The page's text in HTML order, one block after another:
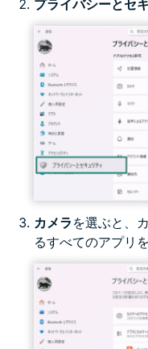
プライバシーとセ
カメラ を選ぶと、
るすべてのアプリ